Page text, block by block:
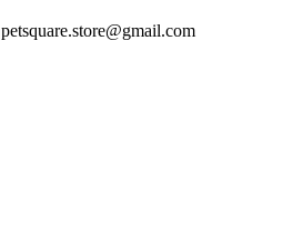
petsquare.store@gmail.com